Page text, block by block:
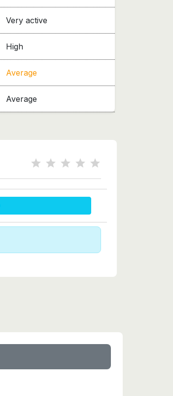
Very active
High
Average
Average